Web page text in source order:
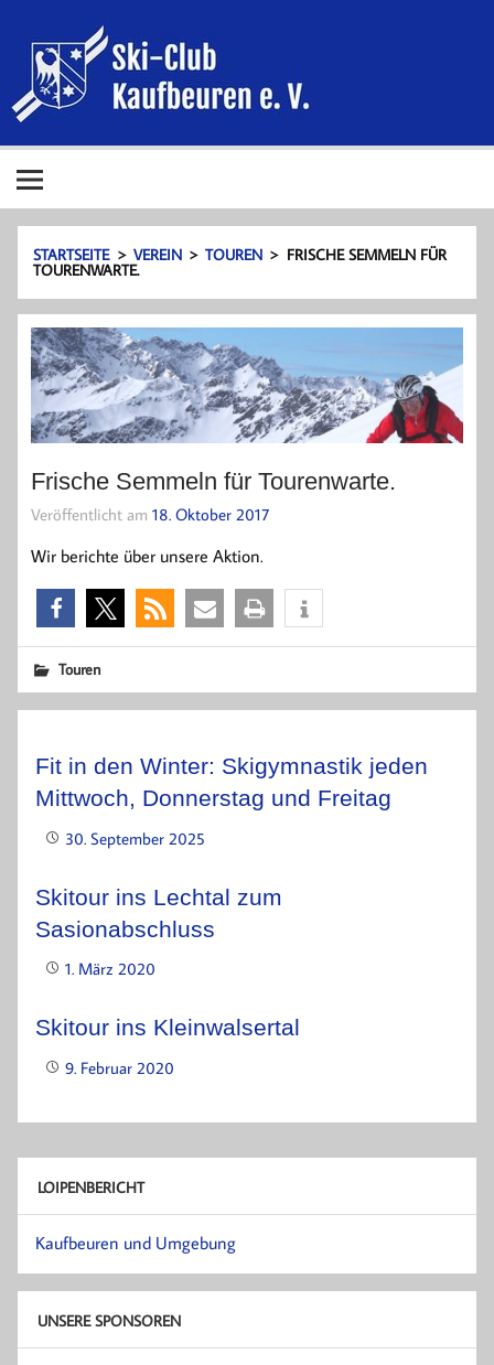
springen
Ski-Club Kaufbeuren e. V.
STARTSEITE VEREIN TOUREN FRISCHE SEMMELN FÜR
TOURENWARTE.
Frische Semmeln für Tourenwarte.
Veröffentlicht am 18. Oktober 2017
Wir berichte über unsere Aktion.
Touren
Fit in den Winter: Skigymnastik jeden
Mittwoch, Donnerstag und Freitag
30. September 2025
Skitour ins Lechtal zum
Sasionabschluss
1. März 2020
Skitour ins Kleinwalsertal
9. Februar 2020
LOIPENBERICHT
Kaufbeuren und Umgebung
UNSERE SPONSOREN